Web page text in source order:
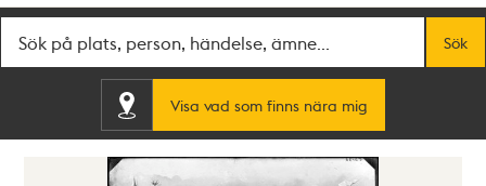
Sök
Visa vad som finns nära mig